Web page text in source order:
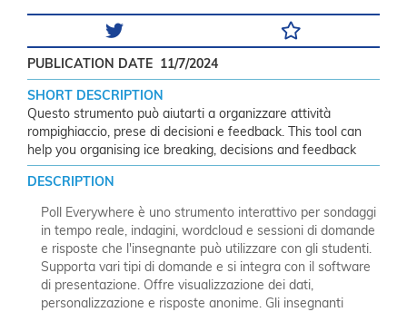
PUBLICATION DATE 11/7/2024
SHORT DESCRIPTION
Questo strumento può aiutarti a organizzare attività
rompighiaccio, prese di decisioni e feedback. This tool can
help you organising ice breaking, decisions and feedback
DESCRIPTION
Poll Everywhere è uno strumento interattivo per sondaggi
in tempo reale, indagini, wordcloud e sessioni di domande
e risposte che l'insegnante può utilizzare con gli studenti.
Supporta vari tipi di domande e si integra con il software
di presentazione. Offre visualizzazione dei dati,
personalizzazione e risposte anonime. Gli insegnanti